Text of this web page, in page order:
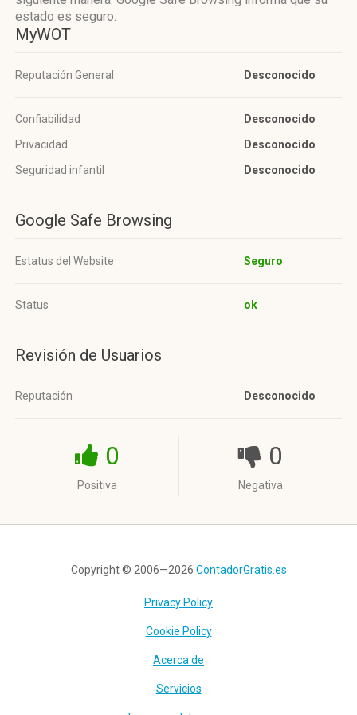
estado es seguro.
MyWOT
Reputación General Desconocido
Confiabilidad
Desconocido
Privacidad
Desconocido
Seguridad infantil
Desconocido
Google Safe Browsing
Estatus del Website Seguro
Status ok
Revisión de Usuarios
Reputación Desconocido
0
Positiva
0
Negativa
Copyright © 2006—2026 ContadorGratis.es
Privacy Policy
Cookie Policy
Acerca de
Servicios